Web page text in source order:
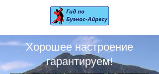
Хорошее настроение
гарантируем!